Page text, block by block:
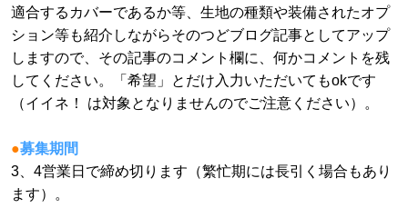
適合するカバーであるか等、生地の種類や装備されたオプ
ション等も紹介しながらそのつどブログ記事としてアップ
しますので、その記事のコメント欄に、何かコメントを残
してください。「希望」とだけ入力いただいてもokです
（イイネ！ は対象となりませんのでご注意ください）。
●募集期間
3、4営業日で締め切ります（繁忙期には長引く場合もあり
ます）。